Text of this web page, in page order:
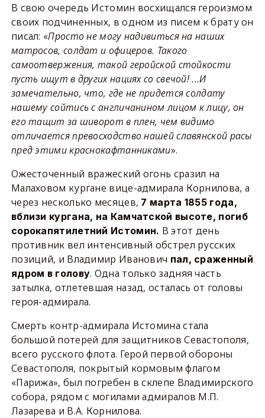
В свою очередь Истомин восхищался героизмом
своих подчиненных, в одном из писем к брату он
писал: «Просто не могу надивиться на наших
матросов, солдат и офицеров. Такого
самоотвержения, такой геройской стойкости
пусть ищут в других нациях со свечой! ...И
замечательно, что, где не придется солдату
нашему сойтись с англичанином лицом к лицу, он
его тащит за шиворот в плен, чем видимо
отличается превосходство нашей славянской расы
пред этими краснокафтанниками».
Ожесточенный вражеский огонь сразил на
Малаховом кургане вице-адмирала Корнилова, а
через несколько месяцев, 7 марта 1855 года,
вблизи кургана, на Камчатской высоте, погиб
сорокапятилетний Истомин. В этот день
противник вел интенсивный обстрел русских
позиций, и Владимир Иванович пал, сраженный
ядром в голову. Одна только задняя часть
затылка, отлетевшая назад, осталась от головы
героя-адмирала.
Смерть контр-адмирала Истомина стала
большой потерей для защитников Севастополя,
всего русского флота. Герой первой обороны
Севастополя, покрытый кормовым флагом
«Парижа», был погребен в склепе Владимирского
собора, рядом с могилами адмиралов М.П.
Лазарева и В.А. Корнилова.